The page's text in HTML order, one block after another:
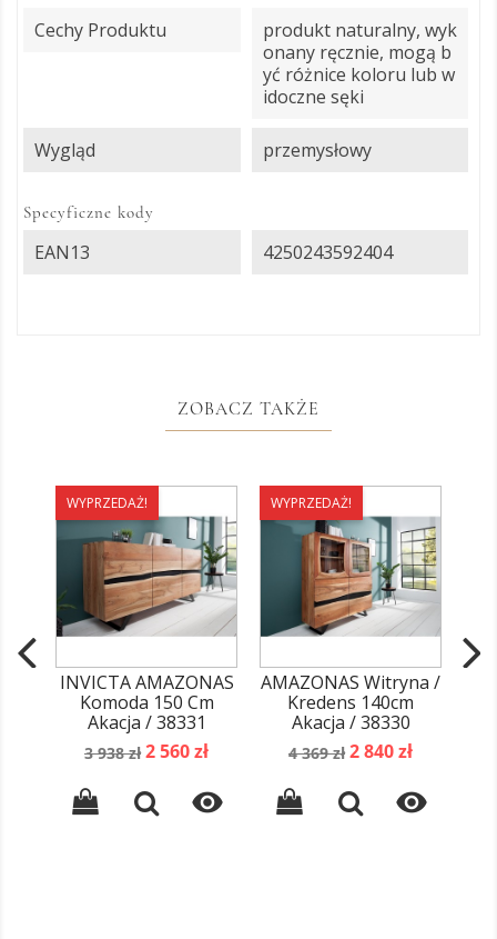
Cechy Produktu
produkt naturalny, wyk
onany ręcznie, mogą b
yć różnice koloru lub w
idoczne sęki
Wygląd przemysłowy
Specyficzne kody
EAN13 4250243592404
ZOBACZ TAKŻE
WYPRZEDAŻ!
INVICTA AMAZONAS
Komoda 150 Cm
Akacja / 38331
Cena
3 938 zł Cena
2 560 zł

WYPRZEDAŻ!
AMAZONAS Witryna /
Kredens 140cm
Akacja / 38330
Cena
4 369 zł Cena
2 840 zł
